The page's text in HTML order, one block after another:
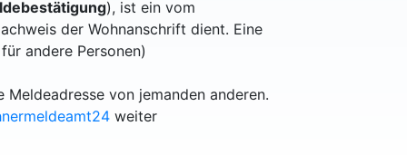
), ist ein vom
der Wohnanschrift dient. Eine
andere Personen)
von jemanden anderen.
weiter